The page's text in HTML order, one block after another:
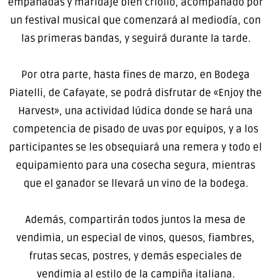
un festival musical que comenzará al mediodía, con
las primeras bandas, y seguirá durante la tarde.
Por otra parte, hasta fines de marzo, en Bodega
Piatelli, de Cafayate, se podrá disfrutar de «Enjoy the
Harvest», una actividad lúdica donde se hará una
competencia de pisado de uvas por equipos, y a los
participantes se les obsequiará una remera y todo el
equipamiento para una cosecha segura, mientras
que el ganador se llevará un vino de la bodega.
Además, compartirán todos juntos la mesa de
vendimia, un especial de vinos, quesos, fiambres,
frutas secas, postres, y demás especiales de
vendimia al estilo de la campiña italiana.